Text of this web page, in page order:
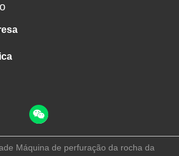
Máquina de perfuração da rocha da